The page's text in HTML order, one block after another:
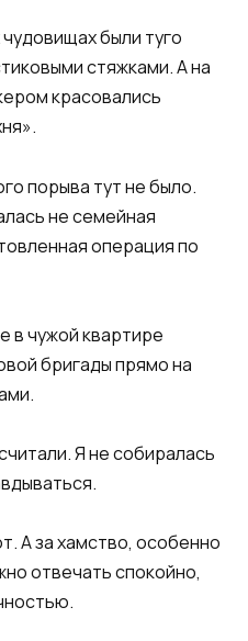
были туго
стяжками. А на
красовались
порыва тут не было.
не семейная
операция по
в чужой квартире
бригады прямо на
Я не собиралась
А за хамство, особенно
отвечать спокойно,